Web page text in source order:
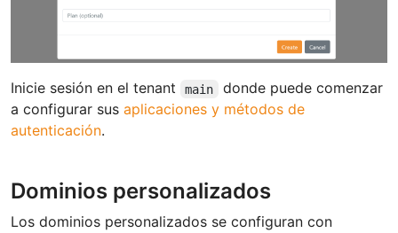
Inicie sesión en el tenant main
donde puede comenzar
a configurar sus aplicaciones y métodos de
autenticación.
Dominios personalizados
Los dominios personalizados se configuran con